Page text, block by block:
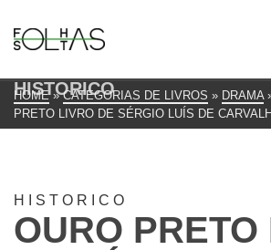
HISTORICO
HOME » CATEGORIAS DE LIVROS » DRAMA
PRETO LIVRO DE SÉRGIO LUÍS DE
HISTORICO
OURO PRETO